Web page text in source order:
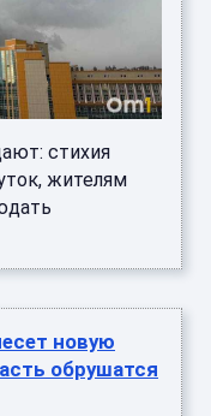
стихия
жителям
новую
обрушатся